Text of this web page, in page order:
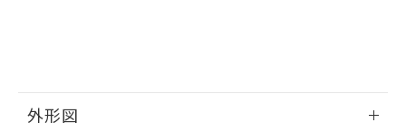
外形図
お客様が当ウェブサイト上で当社にご
※3 非含有証明書ダウンロード